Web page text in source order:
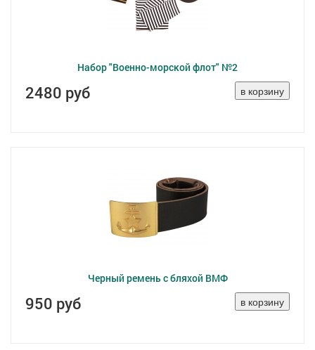
Набор "Военно-морской флот" №2
2480 руб
Черный ремень с бляхой ВМФ
950 руб